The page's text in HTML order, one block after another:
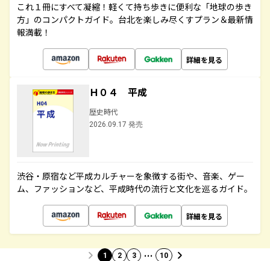
これ１冊にすべて凝縮！軽くて持ち歩きに便利な「地球の歩き
方」のコンパクトガイド。台北を楽しみ尽くすプラン＆最新情
報満載！
詳細を見る
Ｈ０４ 平成
歴史時代
2026.09.17 発売
渋谷・原宿など平成カルチャーを象徴する街や、音楽、ゲー
ム、ファッションなど、平成時代の流行と文化を巡るガイド。
詳細を見る
1 2 3 … 10